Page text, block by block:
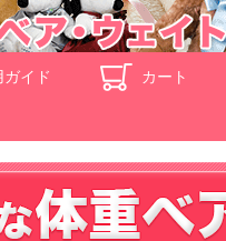
ガイド カート